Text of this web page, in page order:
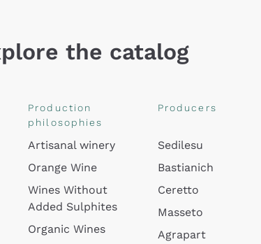
the catalog
Production
philosophies
Artisanal winery
Orange Wine
Wines Without
Added Sulphites
Organic Wines
Producers
Sedilesu
Bastianich
Ceretto
Masseto
Agrapart